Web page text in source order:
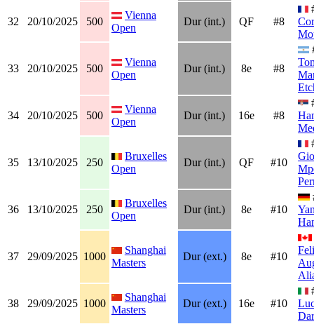
32 20/10/2025 500
Vienna
Open
Dur (int.) QF #8
33 20/10/2025 500
Vienna
Open
Dur (int.) 8e #8
34 20/10/2025 500
Vienna
Open
Dur (int.) 16e #8
35 13/10/2025 250
Bruxelles
Open
Dur (int.) QF #10
36 13/10/2025 250
Bruxelles
Open
Dur (int.) 8e #10
37 29/09/2025 1000
Shanghai
Masters
Dur (ext.) 8e #10
38 29/09/2025 1000
Shanghai
Masters
Dur (ext.) 16e #10